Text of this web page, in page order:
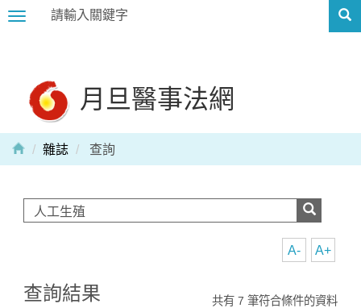
Toggle
月旦醫事法網
雜誌 查詢
A+
A-
查詢結果 共有 7 筆符合條件的資料